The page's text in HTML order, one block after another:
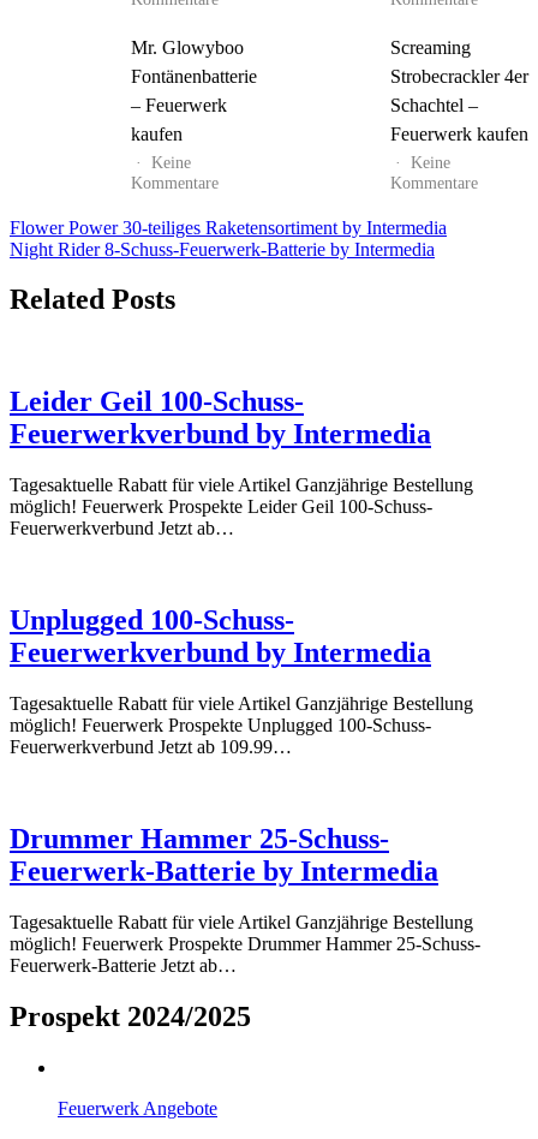
Schatz
45s
–
Feuerwerk
–
Mr. Glowyboo
Fontänenbatterie
– Feuerwerk
kaufen
Keine
Kommentarezu
Glowyboo
Fontänenbatterie
–
Screaming
Strobecrackler 4er
Schachtel –
Feuerwerk kaufen
Keine
Kommentarezu
Beitrags-
Navigation
Flower Power 30-teiliges Raketensortiment by Intermedia
Night Rider 8-Schuss-Feuerwerk-Batterie by Intermedia
Related Posts
Leider Geil 100-Schuss-
Feuerwerkverbund by Intermedia
Tagesaktuelle Rabatt für viele Artikel Ganzjährige Bestellung
möglich! Feuerwerk Prospekte Leider Geil 100-Schuss-
Feuerwerkverbund Jetzt ab…
Unplugged 100-Schuss-
Feuerwerkverbund by Intermedia
Tagesaktuelle Rabatt für viele Artikel Ganzjährige Bestellung
möglich! Feuerwerk Prospekte Unplugged 100-Schuss-
Feuerwerkverbund Jetzt ab 109.99…
Drummer Hammer 25-Schuss-
Feuerwerk-Batterie by Intermedia
Tagesaktuelle Rabatt für viele Artikel Ganzjährige Bestellung
möglich! Feuerwerk Prospekte Drummer Hammer 25-Schuss-
Feuerwerk-Batterie Jetzt ab…
Prospekt 2024/2025
Feuerwerk Angebote